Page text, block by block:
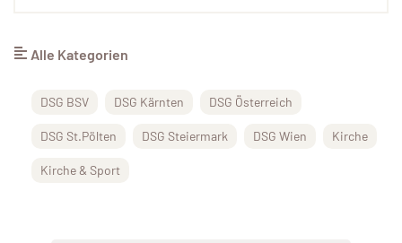
Alle Kategorien
DSG BSV DSG Kärnten DSG Österreich
DSG St.Pölten DSG Steiermark DSG Wien Kirche
Kirche & Sport